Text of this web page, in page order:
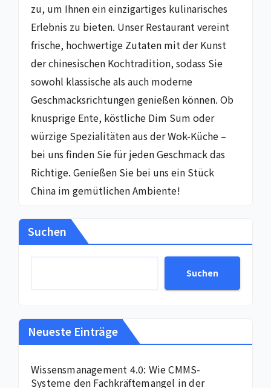
zu, um Ihnen ein einzigartiges kulinarisches
Erlebnis zu bieten. Unser Restaurant vereint
frische, hochwertige Zutaten mit der Kunst
der chinesischen Kochtradition, sodass Sie
sowohl klassische als auch moderne
Geschmacksrichtungen genießen können. Ob
knusprige Ente, köstliche Dim Sum oder
würzige Spezialitäten aus der Wok-Küche –
bei uns finden Sie für jeden Geschmack das
Richtige. Genießen Sie bei uns ein Stück
China im gemütlichen Ambiente!
Suchen
Suchen
Neueste Einträge
Wissensmanagement 4.0: Wie CMMS-
Systeme den Fachkräftemangel in der